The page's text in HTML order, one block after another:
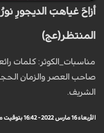
أزاحَ غياهبَ الديجورِ
المنتظر(عج)
مناسبات_الكوثر: كلمات
صاحب العصر والزمان
الشريف.
الأربعاء 16 مارس 2022 - 16:42 بتوقيت مكة